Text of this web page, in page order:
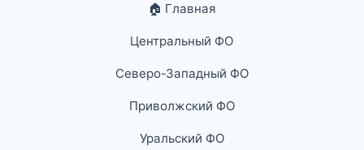
🏠 Главная
Центральный ФО
Северо-Западный ФО
Приволжский ФО
Уральский ФО